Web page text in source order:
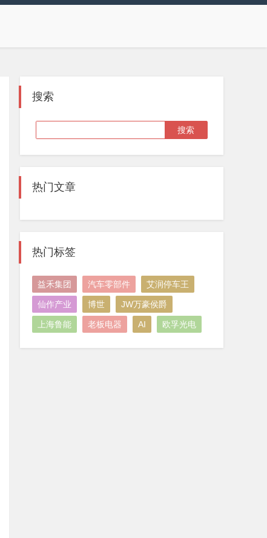
搜索
热门文章
热门标签
益禾集团 汽车零部件 艾润停车王
仙作产业 博世 JW万豪侯爵
上海鲁能 老板电器 AI 欧孚光电